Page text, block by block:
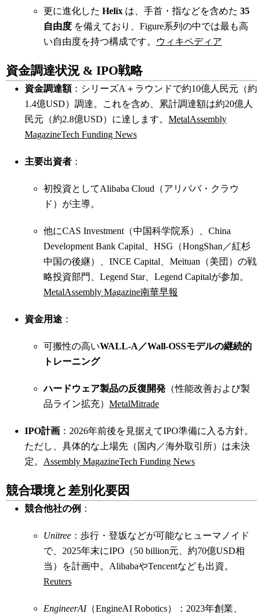
更に進化した Helix は、手首・指などを含めた 35
自由度 を備えており、Figure系列の中では最も高
い自由度を持つ構成です。
ウィキペディア
資金調達状況 & IPO戦略
資金調達額：シリーズA＋ラウンドで約10億人民元（約
1.4億USD）調達。これを含め、累計調達額は約20億人
民元（約2.8億USD）に達します。 MetalAssembly
MagazineTech Funding News
主要出資者 ：
初投資としてAlibaba Cloud（アリババ・クラウ
ド）が主導。
他にCAS Investment（中国科学院系）、China
Development Bank Capital、HSG（HongShan／紅杉
中国の後継）、INCE Capital、Meituan（美団）の戦
略投資部門、Legend Star、Legend Capitalが参加。
MetalAssembly Magazine南華早報
資金用途 ：
可搬性の高いWALL-A／Wall-OSSモデルの継続的
トレーニング
ハードウェア製品の反復開発 （性能改善および製
品ライン拡充） MetalMitrade
IPO計画 ：2026年前後を見据えてIPO準備に入る方針。
ただし、具体的な上場先（国内／海外取引所）は未決
定。 Assembly MagazineTech Funding News
競合環境と差別化要因
競合他社の例 ：
Unitree ：歩行・登坂などが可能なヒューマノイド
で、2025年末にIPO（50 billion元、約70億USD相
当）を計画中。AlibabaやTencentなども出資。
Reuters
EngineerAI（EngineAI Robotics）：2023年創業、